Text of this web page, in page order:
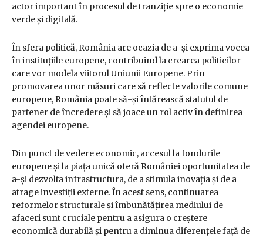
actor important în procesul de tranziție spre o economie
verde și digitală.
În sfera politică, România are ocazia de a-și exprima vocea
în instituțiile europene, contribuind la crearea politicilor
care vor modela viitorul Uniunii Europene. Prin
promovarea unor măsuri care să reflecte valorile comune
europene, România poate să-și întărească statutul de
partener de încredere și să joace un rol activ în definirea
agendei europene.
Din punct de vedere economic, accesul la fondurile
europene și la piața unică oferă României oportunitatea de
a-și dezvolta infrastructura, de a stimula inovația și de a
atrage investiții externe. În acest sens, continuarea
reformelor structurale și îmbunătățirea mediului de
afaceri sunt cruciale pentru a asigura o creștere
economică durabilă și pentru a diminua diferențele față de